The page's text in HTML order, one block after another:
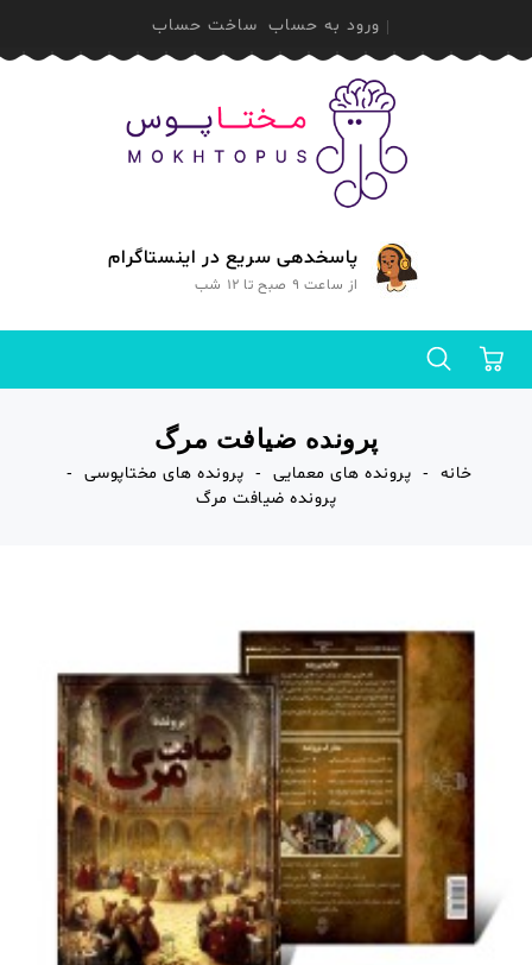
ورود به حساب ساخت حساب
پاسخدهی سریع در اینستاگرام
از ساعت 9 صبح تا 12 شب
پرونده ضیافت مرگ
خانه پرونده های معمایی
پرونده های مختاپوسی
پرونده ضیافت مرگ